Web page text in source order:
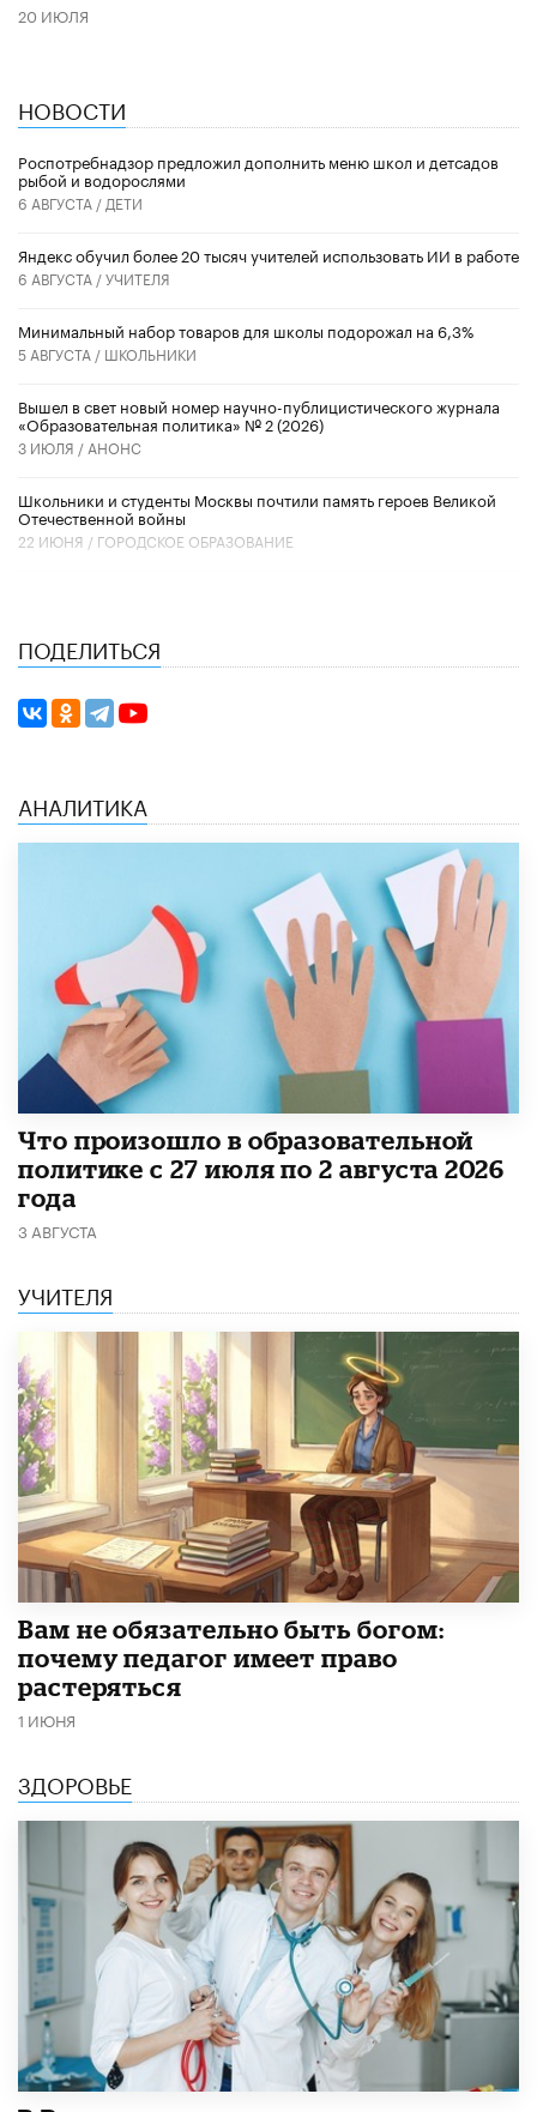
20 ИЮЛЯ
НОВОСТИ
Роспотребнадзор предложил дополнить меню школ и детсадов
рыбой и водорослями
6 АВГУСТА / ДЕТИ
​Яндекс обучил более 20 тысяч учителей использовать ИИ в работе
6 АВГУСТА /УЧИТЕЛЯ
Минимальный набор товаров для школы подорожал на 6,3%
5 АВГУСТА / ШКОЛЬНИКИ
Вышел в свет новый номер научно-публицистического журнала
«Образовательная политика» № 2 (2026)
3 ИЮЛЯ / АНОНС
Школьники и студенты Москвы почтили память героев Великой
Отечественной войны
22 ИЮНЯ / ГОРОДСКОЕ ОБРАЗОВАНИЕ
ПОДЕЛИТЬСЯ
АНАЛИТИКА
​Что произошло в образовательной
политике с 27 июля по 2 августа 2026
года
3 АВГУСТА
УЧИТЕЛЯ
​Вам не обязательно быть богом:
почему педагог имеет право
растеряться
1 ИЮНЯ
ЗДОРОВЬЕ